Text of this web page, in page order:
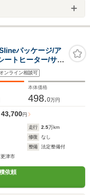
パッケージ/ア
ートヒーター/サイ
/リヤカメラ/パド
オンライン相談可
本体価格
498.0万円
43,700円
走行 2.5万km
修復
なし
整備
法定整備付
津市
依頼